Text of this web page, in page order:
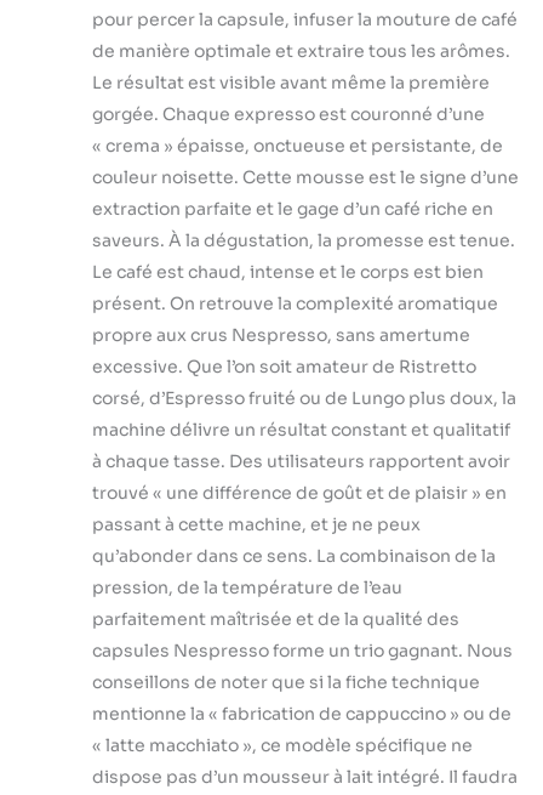
pour percer la capsule, infuser la mouture de café
de manière optimale et extraire tous les arômes.
Le résultat est visible avant même la première
gorgée. Chaque expresso est couronné d’une
« crema » épaisse, onctueuse et persistante, de
couleur noisette. Cette mousse est le signe d’une
extraction parfaite et le gage d’un café riche en
saveurs. À la dégustation, la promesse est tenue.
Le café est chaud, intense et le corps est bien
présent. On retrouve la complexité aromatique
propre aux crus Nespresso, sans amertume
excessive. Que l’on soit amateur de Ristretto
corsé, d’Espresso fruité ou de Lungo plus doux, la
machine délivre un résultat constant et qualitatif
à chaque tasse. Des utilisateurs rapportent avoir
trouvé « une différence de goût et de plaisir » en
passant à cette machine, et je ne peux
qu’abonder dans ce sens. La combinaison de la
pression, de la température de l’eau
parfaitement maîtrisée et de la qualité des
capsules Nespresso forme un trio gagnant. Nous
conseillons de noter que si la fiche technique
mentionne la « fabrication de cappuccino » ou de
« latte macchiato », ce modèle spécifique ne
dispose pas d’un mousseur à lait intégré. Il faudra